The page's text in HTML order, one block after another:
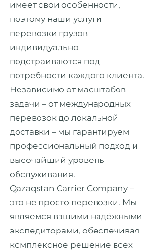
имеет свои особенности,
поэтому наши услуги
перевозки грузов
индивидуально
подстраиваются под
потребности каждого клиента.
Независимо от масштабов
задачи – от международных
перевозок до локальной
доставки – мы гарантируем
профессиональный подход и
высочайший уровень
обслуживания.
Qazaqstan Carrier Company –
это не просто перевозки. Мы
являемся вашими надёжными
экспедиторами, обеспечивая
комплексное решение всех